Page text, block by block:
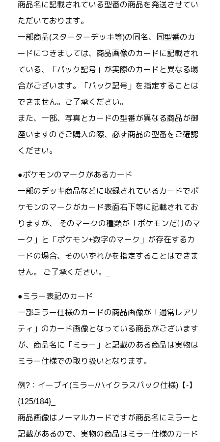
商品名に記載されている型番の商品を発送させてい
ただいております。
一部商品(スターターデッキ等)の同名、同型番のカ
ードにつきましては、商品画像のカードに記載され
ている、「パック記号」が実際のカードと異なる場
合がございます。「パック記号」を指定することは
できません。ご了承ください。
また、一部、写真とカードの型番が異なる商品が御
座いますのでご購入の際、必ず商品の型番をご確認
ください。
●ポケモンのマークがあるカード
一部のデッキ商品などに収録されているカードでポ
ケモンのマークがカード表面右下等に記載されてお
りますが、 そのマークの種類が「ポケモンだけのマ
ーク」と「ポケモン+数字のマーク」が存在するカ
ードの場合、そのいずれかを指定することはできま
せん。 ご了承ください。_
●ミラー表記のカード
一部ミラー仕様のカードの商品画像が「通常レアリ
ティ」のカード画像となっている商品がございます
が、商品名に「ミラー」と記載のある商品は実物は
ミラー仕様での取り扱いとなります。
例?：イーブイ(ミラー/ハイクラスパック仕様)【-】
{125/184}_
商品画像はノーマルカードですが商品名にミラーと
記載があるので、実物の商品はミラー仕様のカード